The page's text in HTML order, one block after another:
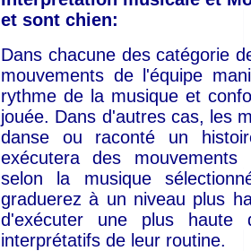
et sont chien:
Dans chacune des catégorie
mouvements de l'équipe
rythme de la musique et
jouée. Dans d'autres cas, les
danse ou raconté un
exécutera des mouvements
selon la musique
graduerez à un niveau plus
d'exécuter une plus haute
interprétatifs de leur routine.